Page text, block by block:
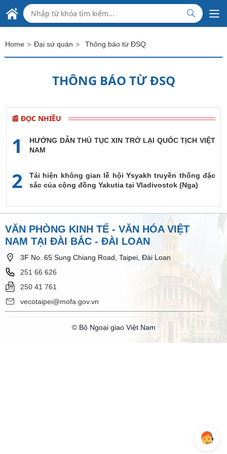
Skip to Main Content
VĂN PHÒNG KINH TẾ VĂN HÓA VIỆT NAM
TẠI ĐÀI BẮC - ĐÀI LOAN
Home > Đại sứ quán > Thông báo từ ĐSQ
THÔNG BÁO TỪ ĐSQ
📰 ĐỌC NHIỀU
1
HƯỚNG DẪN THỦ TỤC XIN TRỞ LẠI QUỐC TỊCH VIỆT
NAM
2
Tái hiện không gian lễ hội Ysyakh truyền thống đặc
sắc của cộng đồng Yakutia tại Vladivostok (Nga)
VĂN PHÒNG KINH TẾ - VĂN HÓA VIỆT
NAM TẠI ĐÀI BẮC - ĐÀI LOAN
3F No. 65 Sung Chiang Road, Taipei, Đài Loan
251 66 626
250 41 761
vecotaipei@mofa.gov.vn
© Bộ Ngoại giao Việt Nam